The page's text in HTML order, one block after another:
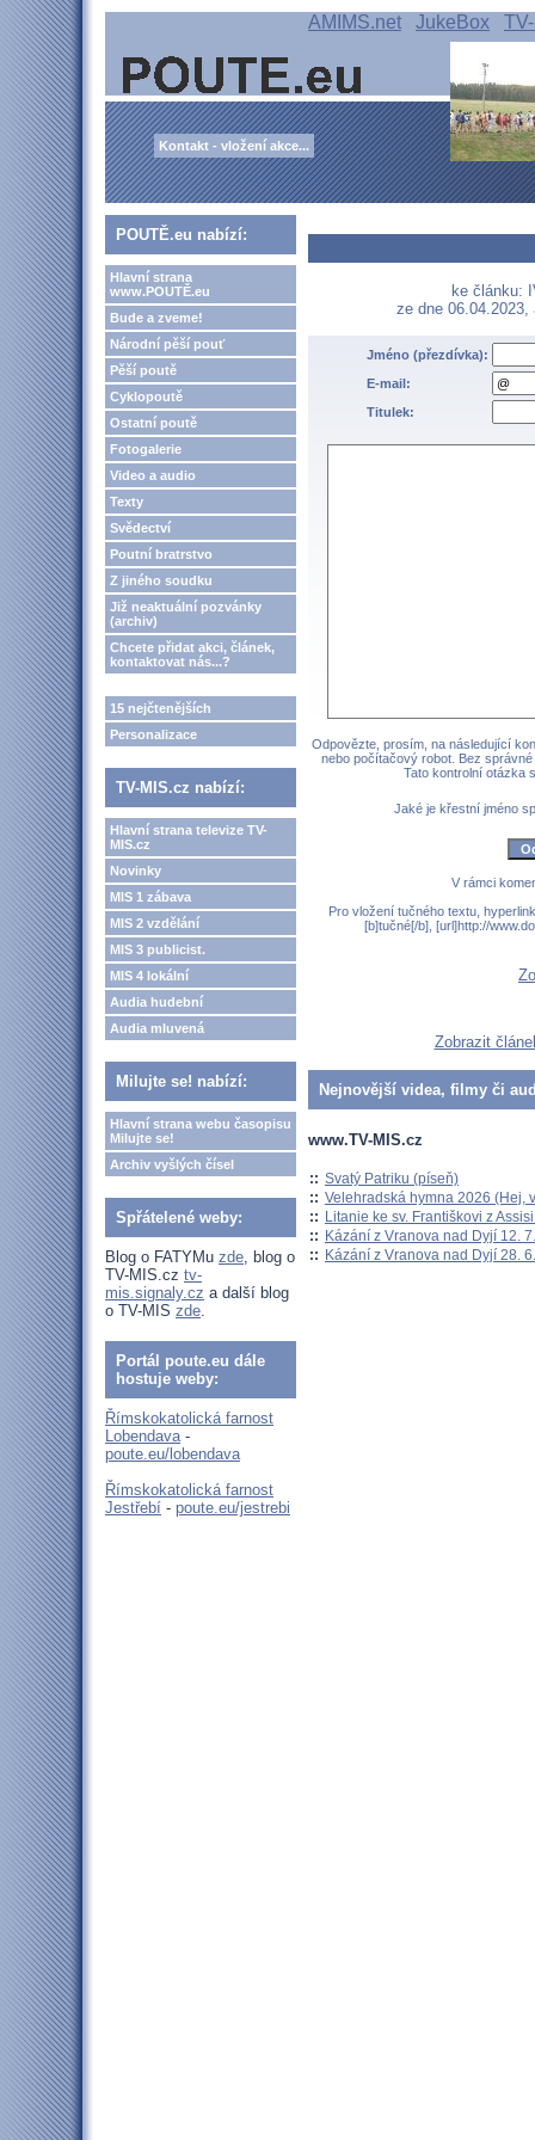
AMIMS.net JukeBox
Kontakt - vložení akce...
POUTĚ.eu nabízí:
Hlavní strana
www.POUTĚ.eu
Bude a zveme!
Národní pěší pouť
Pěší poutě
Cyklopoutě
Ostatní poutě
Fotogalerie
Video a audio
Texty
Svědectví
Poutní bratrstvo
Z jiného soudku
Již neaktuální pozvánky
(archiv)
Chcete přidat akci, článek,
kontaktovat nás...?
15 nejčtenějších
Personalizace
TV-MIS.cz nabízí:
Hlavní strana televize TV-
MIS.cz
Novinky
MIS 1 zábava
MIS 2 vzdělání
MIS 3 publicist.
MIS 4 lokální
Audia hudební
Audia mluvená
Milujte se! nabízí:
Hlavní strana webu časopisu
Milujte se!
Archiv vyšlých čísel
Spřátelené weby:
Blog o FATYMu zde, blog o
TV-MIS.cz tv-
mis.signaly.cz a další blog
o TV-MIS zde.
Portál poute.eu dále
hostuje weby:
Římskokatolická farnost
Lobendava-
poute.eu/lobendava
Římskokatolická farnost
Jestřebí - poute.eu/jestrebi
ke článku:
ze dne
Jméno (přezdívka):
E-mail:
Titulek:
Odpovězte, prosím, na následující
nebo počítačový robot. Bez
Tato kontrolní otázka
Jaké je křestní jméno
V rámci
Pro vložení tučného textu,
[b]tučné[/b], [url]http://
Zobrazit
Nejnovější videa, filmy či
www.TV-MIS.cz
:: Svatý Patriku (píseň)
:: Velehradská hymna 2026 (Hej,
:: Litanie ke sv. Františkovi z
:: Kázání z Vranova nad Dyjí 12.
:: Kázání z Vranova nad Dyjí 28.